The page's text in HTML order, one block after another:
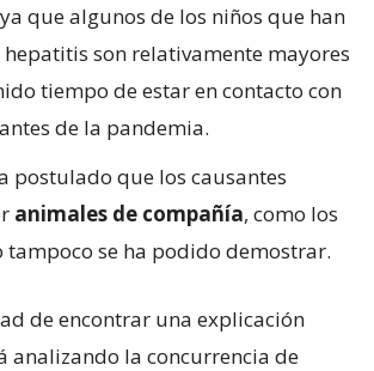
que algunos de los niños que han
son relativamente mayores
tiempo de estar en contacto con
de la pandemia.
postulado que los causantes
animales de compañía, como los
tampoco se ha podido demostrar.
de encontrar una explicación
analizando la concurrencia de